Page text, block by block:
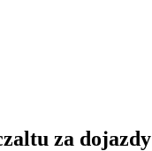
za dojazdy